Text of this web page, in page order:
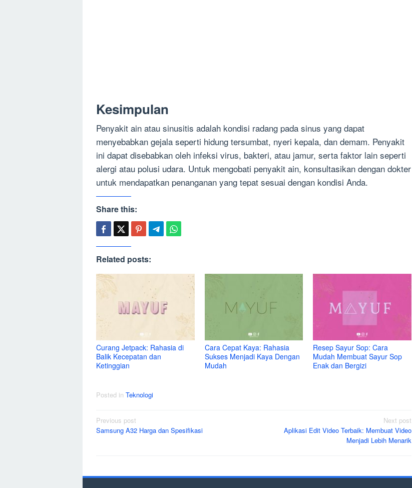
Kesimpulan
Penyakit ain atau sinusitis adalah kondisi radang pada sinus yang dapat
menyebabkan gejala seperti hidung tersumbat, nyeri kepala, dan demam. Penyakit
ini dapat disebabkan oleh infeksi virus, bakteri, atau jamur, serta faktor lain seperti
alergi atau polusi udara. Untuk mengobati penyakit ain, konsultasikan dengan dokter
untuk mendapatkan penanganan yang tepat sesuai dengan kondisi Anda.
Share this:
Related posts:
Curang Jetpack: Rahasia di
Balik Kecepatan dan
Ketinggian
Cara Cepat Kaya: Rahasia
Sukses Menjadi Kaya Dengan
Mudah
Resep Sayur Sop: Cara
Mudah Membuat Sayur Sop
Enak dan Bergizi
Posted in Teknologi
Post
navigation
Previous post
Samsung A32 Harga dan Spesifikasi
Next post
Aplikasi Edit Video Terbaik: Membuat Video
Menjadi Lebih Menarik